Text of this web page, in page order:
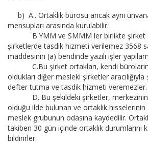
b) A.. Ortaklık bürosu ancak aynı
mensupları arasında kurulabilir.
B.YMM ve SMMM ler birlikte şirket
şirketlerde tasdik hizmeti verilemez 3568
maddesinin (a) bendinde yazılı işler
C.Bu şirket ortakları, kendi
oldukları diğer mesleki şirketler
defter tutma ve tasdik hizmeti veremezler.
D. Bu şekildeki şirketler, merkezinin
olduğu ilde bulunan ve ortaklık
meslek grubunun odasına kaydedilir.
takiben 30 gün içinde ortaklık durumlarını
bildirirler.